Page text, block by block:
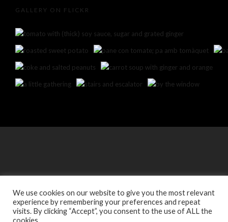
GALLERY ON FLICKR
We use cookies on our website to give you the most relevant
experience by remembering your preferences and repeat
visits. By clicking “Accept”, you consent to the use of ALL the
cookies.